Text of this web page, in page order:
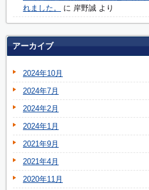
れました。
に 岸野誠 より
アーカイブ
2024年10月
2024年7月
2024年2月
2024年1月
2021年9月
2021年4月
2020年11月